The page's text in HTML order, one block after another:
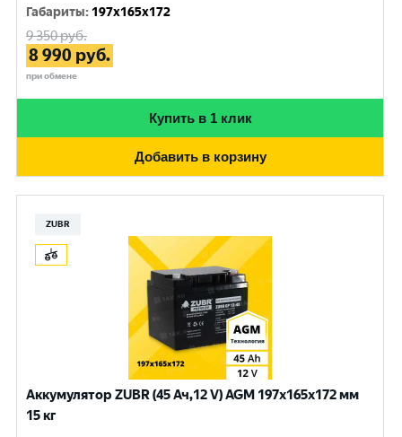
Габариты: 197x165x172
9 350руб.
8 990 руб.
при обмене
Купить в 1 клик
Добавить в корзину
ZUBR
Аккумулятор ZUBR (45 Ач,12 V) AGM 197x165x172 мм
15 кг